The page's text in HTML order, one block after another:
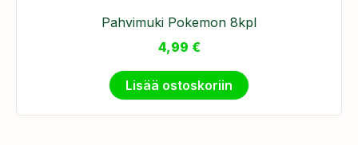
Pahvimuki Pokemon 8kpl
4,99 €
Lisää ostoskoriin